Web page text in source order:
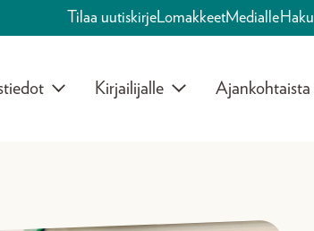
Tilaa uutiskirjeLomakkeetMedialleHaku
Kirjailijalle Ajankohtaista